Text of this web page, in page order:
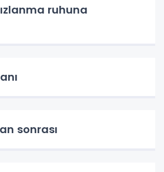
ruhuna
sonrası